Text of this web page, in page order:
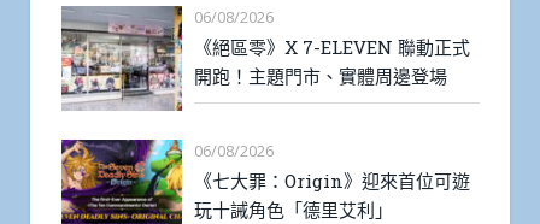
06/08/2026
《絕區零》X 7-ELEVEN 聯動正式
開跑！主題門市、實體周邊登場
06/08/2026
《七大罪：Origin》迎來首位可遊
玩十誡角色「德里艾利」